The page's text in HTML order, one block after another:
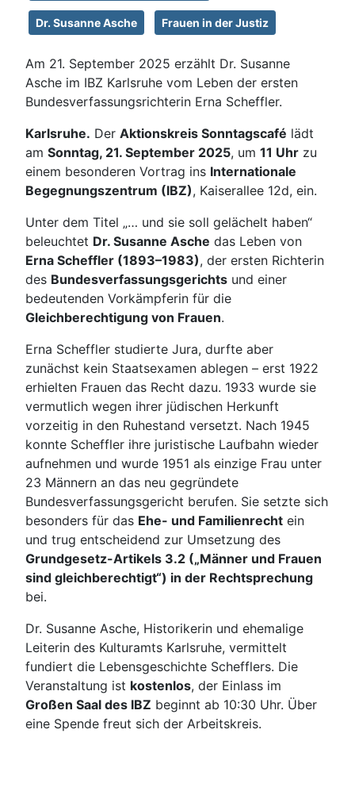
Dr. Susanne Asche Frauen in der Justiz
Am 21. September 2025 erzählt Dr. Susanne
Asche im IBZ Karlsruhe vom Leben der ersten
Bundesverfassungsrichterin Erna Scheffler.
Karlsruhe. Der Aktionskreis Sonntagscafé lädt
am Sonntag, 21. September 2025, um 11 Uhr zu
einem besonderen Vortrag ins Internationale
Begegnungszentrum (IBZ), Kaiserallee 12d, ein.
Unter dem Titel „… und sie soll gelächelt haben“
beleuchtet Dr. Susanne Asche das Leben von
Erna Scheffler (1893–1983), der ersten Richterin
des Bundesverfassungsgerichts und einer
bedeutenden Vorkämpferin für die
Gleichberechtigung von Frauen.
Erna Scheffler studierte Jura, durfte aber
zunächst kein Staatsexamen ablegen – erst 1922
erhielten Frauen das Recht dazu. 1933 wurde sie
vermutlich wegen ihrer jüdischen Herkunft
vorzeitig in den Ruhestand versetzt. Nach 1945
konnte Scheffler ihre juristische Laufbahn wieder
aufnehmen und wurde 1951 als einzige Frau unter
23 Männern an das neu gegründete
Bundesverfassungsgericht berufen. Sie setzte sich
besonders für das Ehe- und Familienrecht ein
und trug entscheidend zur Umsetzung des
Grundgesetz-Artikels 3.2 („Männer und Frauen
sind gleichberechtigt“) in der Rechtsprechung
bei.
Dr. Susanne Asche, Historikerin und ehemalige
Leiterin des Kulturamts Karlsruhe, vermittelt
fundiert die Lebensgeschichte Schefflers. Die
Veranstaltung ist kostenlos, der Einlass im
Großen Saal des IBZ beginnt ab 10:30 Uhr. Über
eine Spende freut sich der Arbeitskreis.